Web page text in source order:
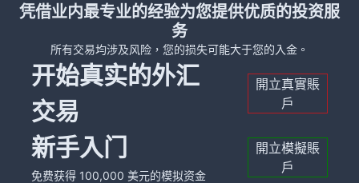
凭借业内最专业的经验为您提供优质的投资服
务
所有交易均涉及风险，您的损失可能大于您的入金。
开始真实的外汇
交易
開立真實賬
戶
新手入门
免费获得 100,000 美元的模拟资金
開立模擬賬
戶